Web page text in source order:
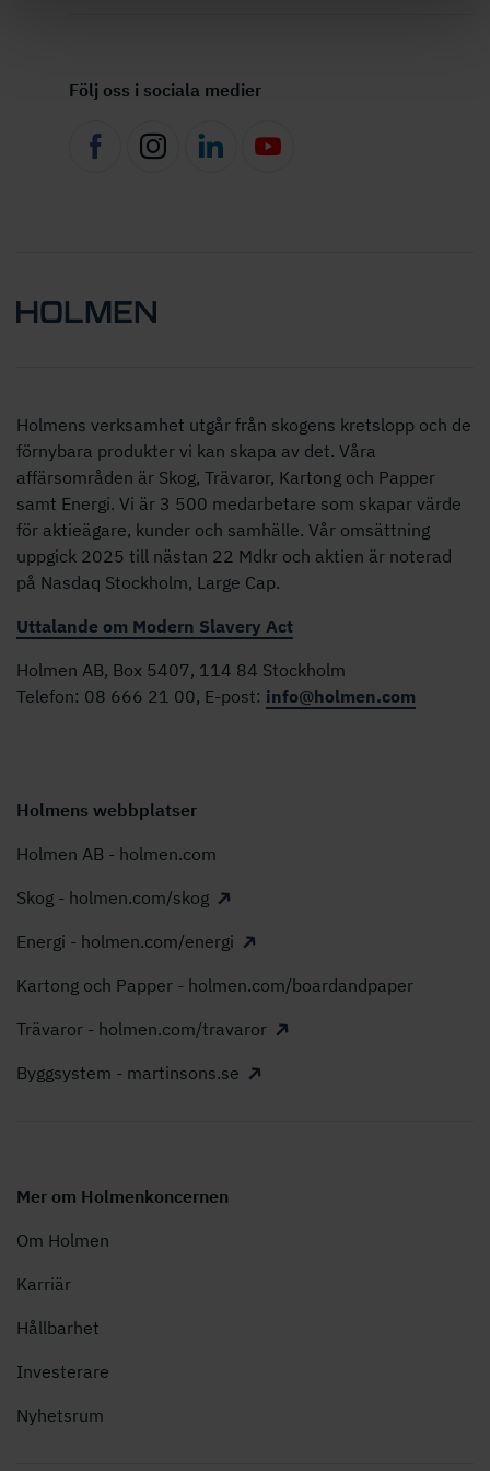
Följ oss i sociala medier
Holmens verksamhet utgår från skogens kretslopp och de
förnybara produkter vi kan skapa av det. Våra
affärsområden är Skog, Trävaror, Kartong och Papper
samt Energi. Vi är 3 500 medarbetare som skapar värde
för aktieägare, kunder och samhälle. Vår omsättning
uppgick 2025 till nästan 22 Mdkr och aktien är noterad
på Nasdaq Stockholm, Large Cap.
Uttalande om Modern Slavery Act
Holmen AB, Box 5407, 114 84 Stockholm
Telefon: 08 666 21 00, E-post: info@holmen.com
Holmens webbplatser
Holmen AB - holmen.com
Skog - holmen.com/skog
Energi - holmen.com/energi
Kartong och Papper - holmen.com/boardandpaper
Trävaror - holmen.com/travaror
Byggsystem - martinsons.se
Mer om Holmenkoncernen
Om Holmen
Karriär
Hållbarhet
Investerare
Nyhetsrum